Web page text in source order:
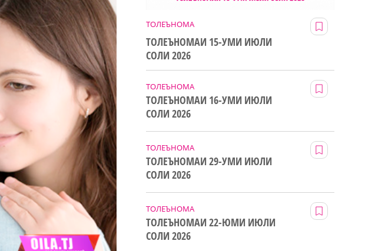
ТОЛЕЪНОМА
ТОЛЕЪНОМАИ 15-УМИ ИЮЛИ
СОЛИ 2026
ТОЛЕЪНОМА
ТОЛЕЪНОМАИ 16-УМИ ИЮЛИ
СОЛИ 2026
ТОЛЕЪНОМА
ТОЛЕЪНОМАИ 29-УМИ ИЮЛИ
СОЛИ 2026
ТОЛЕЪНОМА
ТОЛЕЪНОМАИ 22-ЮМИ ИЮЛИ
СОЛИ 2026